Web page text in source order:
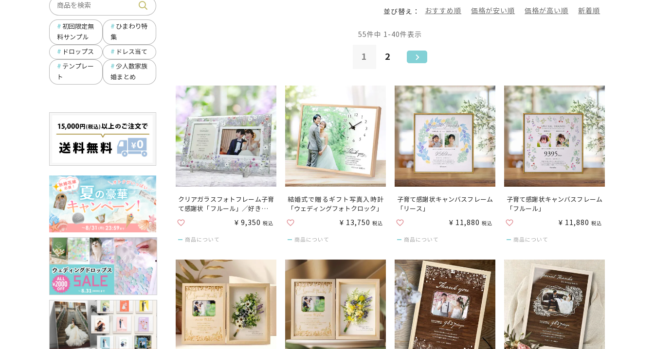
初回限定無
料サンプル
ひまわり特
集
ドロップス
ドレス当て
テンプレー
ト
少人数家族
婚まとめ
並び替え おすすめ順 価格が安い順 価格が高い順 新着順
55件中 1-40件表示
1 2
クリアガラスフォトフレーム子育
て感謝状「フルール」／好きなお
写真をセットして贈れる
¥ 9,350 税込
商品について
結婚式で贈るギフト写真入時計
「ウェディングフォトクロック」
¥ 13,750 税込
商品について
子育て感謝状キャンバスフレーム
「リース」
¥ 11,880 税込
商品について
子育て感謝状キャンバスフレーム
「フルール」
¥ 11,880 税込
商品について